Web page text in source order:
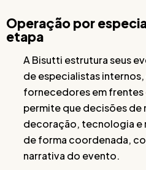
Operação por
etapa
A Bisutti estrutura seus
de especialistas
fornecedores em frentes
permite que decisões de
decoração, tecnologia e
de forma coordenada,
narrativa do evento.